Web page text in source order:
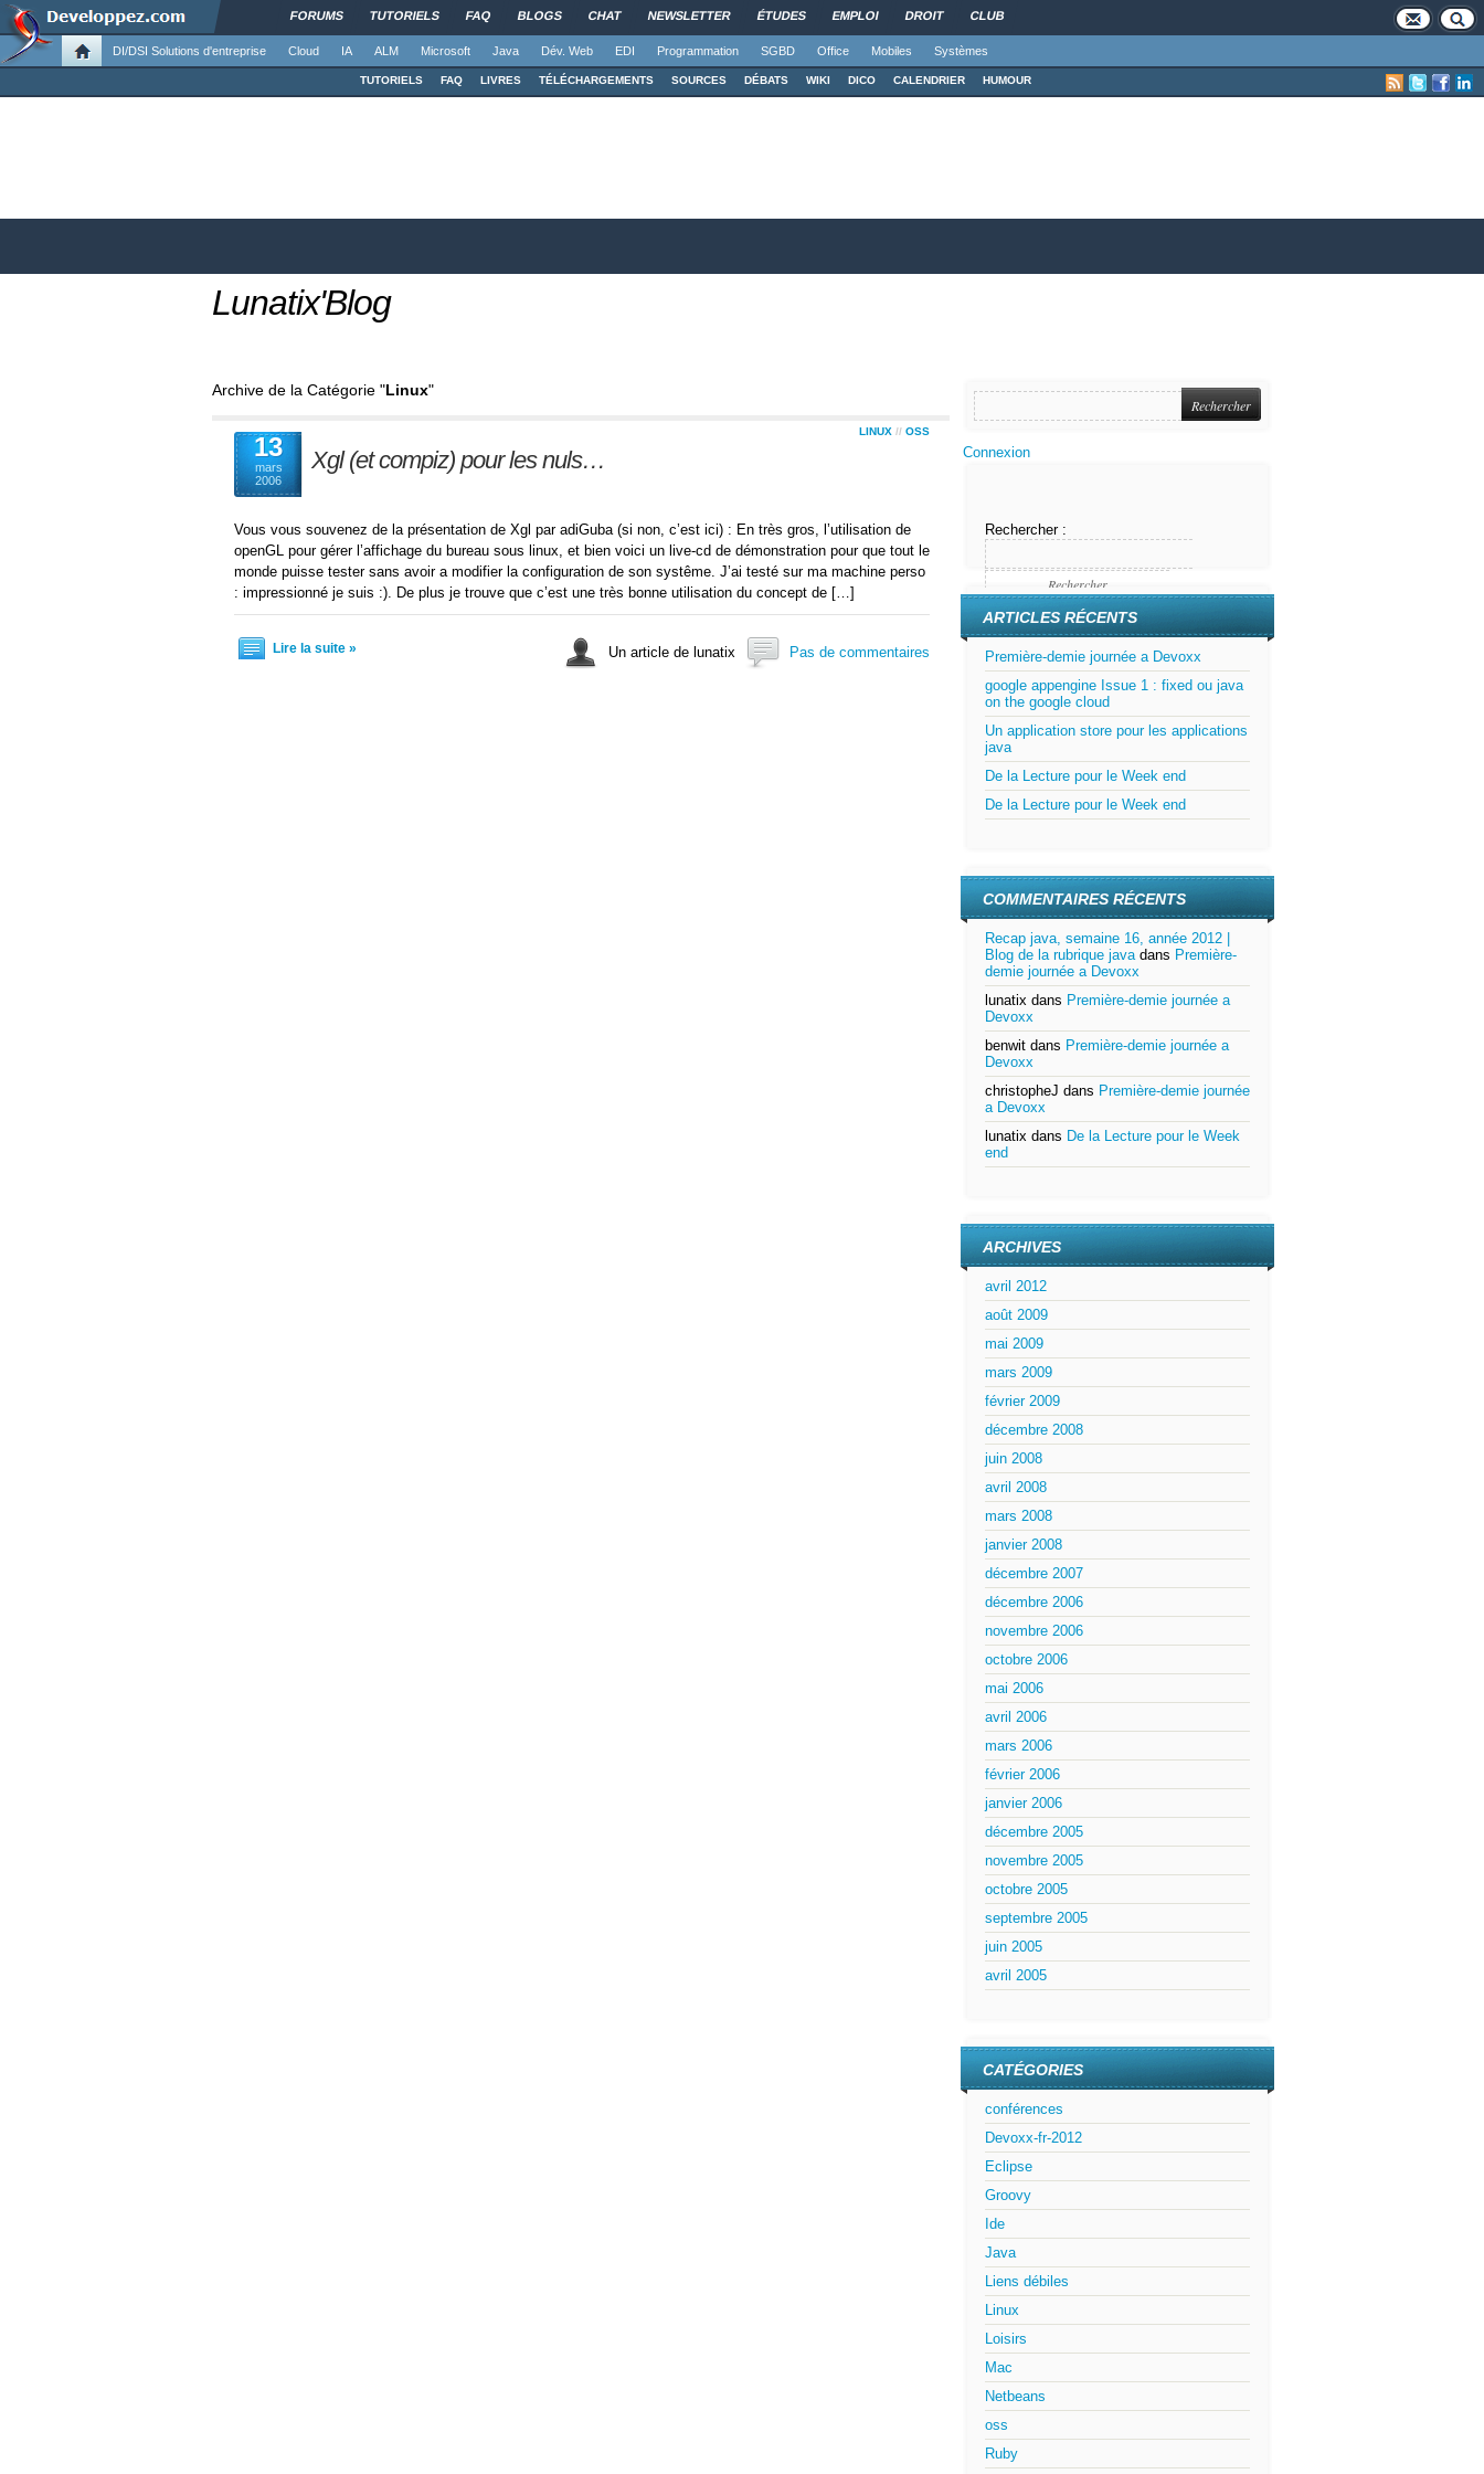
FORUMS TUTORIELS FAQ BLOGS CHAT NEWSLETTER ÉTUDES EMPLOI DROIT CLUB
DI/DSI Solutions d'entreprise Cloud IA ALM Microsoft Java Dév. Web EDI Programmation SGBD Office Mobiles Systèmes
TUTORIELS FAQ LIVRES TÉLÉCHARGEMENTS SOURCES DÉBATS WIKI DICO CALENDRIER HUMOUR
Lunatix'Blog
Archive de la Catégorie "Linux"
13
mars
2006
LINUX // OSS
Xgl (et compiz) pour les nuls…
Vous vous souvenez de la présentation de Xgl par adiGuba (si non, c’est ici) : En très gros, l’utilisation de
openGL pour gérer l’affichage du bureau sous linux, et bien voici un live-cd de démonstration pour que tout le
monde puisse tester sans avoir a modifier la configuration de son systême. J’ai testé sur ma machine perso
: impressionné je suis :). De plus je trouve que c’est une très bonne utilisation du concept de […]
Lire la suite » Un article de lunatix Pas de commentaires
Connexion
Rechercher :
ARTICLES RÉCENTS
Première-demie journée a Devoxx
google appengine Issue 1 : fixed ou java
on the google cloud
Un application store pour les applications
java
De la Lecture pour le Week end
De la Lecture pour le Week end
COMMENTAIRES RÉCENTS
Recap java, semaine 16, année 2012 |
Blog de la rubrique javadans Première-
demie journée a Devoxx
lunatix dans Première-demie journée a
Devoxx
benwit dans Première-demie journée a
Devoxx
christopheJ dans Première-demie journée
a Devoxx
lunatix dans De la Lecture pour le Week
end
ARCHIVES
avril 2012
août 2009
mai 2009
mars 2009
février 2009
décembre 2008
juin 2008
avril 2008
mars 2008
janvier 2008
décembre 2007
décembre 2006
novembre 2006
octobre 2006
mai 2006
avril 2006
mars 2006
février 2006
janvier 2006
décembre 2005
novembre 2005
octobre 2005
septembre 2005
juin 2005
avril 2005
CATÉGORIES
conférences
Devoxx-fr-2012
Eclipse
Groovy
Ide
Java
Liens débiles
Linux
Loisirs
Mac
Netbeans
oss
Ruby